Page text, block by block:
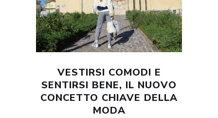
VESTIRSI COMODI E
SENTIRSI BENE, IL NUOVO
CONCETTO CHIAVE DELLA
MODA